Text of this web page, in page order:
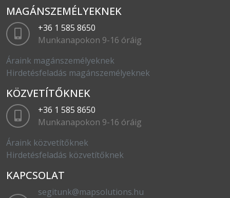
MAGÁNSZEMÉLYEKNEK
+36 1 585 8650
Munkanapokon 9-16 óráig
Áraink magánszemélyeknek
Hirdetésfeladás magánszemélyeknek
KÖZVETÍTŐKNEK
+36 1 585 8650
Munkanapokon 9-16 óráig
Áraink közvetítőknek
Hirdetésfeladás közvetítőknek
KAPCSOLAT
segitunk@mapsolutions.hu